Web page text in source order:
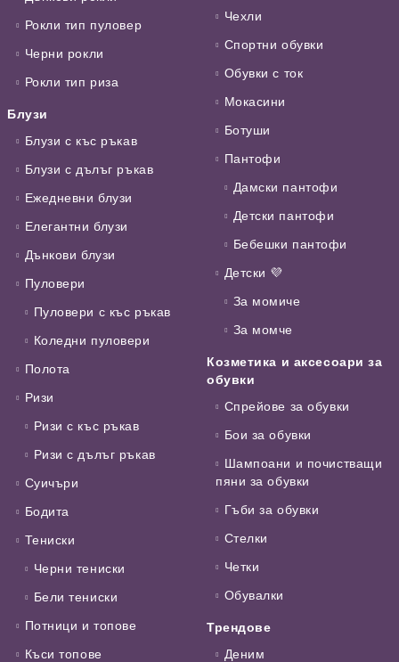
Рокли тип пуловер
Черни рокли
Рокли тип риза
Блузи
Блузи с къс ръкав
Блузи с дълъг ръкав
Ежедневни блузи
Елегантни блузи
Дънкови блузи
Пуловери
Пуловери с къс ръкав
Коледни пуловери
Полота
Ризи
Ризи с къс ръкав
Ризи с дълъг ръкав
Суичъри
Бодита
Тениски
Черни тениски
Бели тениски
Потници и топове
Къси топове
Чехли
Спортни обувки
Обувки с ток
Мокасини
Ботуши
Пантофи
Дамски пантофи
Детски пантофи
Бебешки пантофи
Детски 💜
За момиче
За момче
Козметика и аксесоари за
обувки
Спрейове за обувки
Бои за обувки
Шампоани и почистващи
пяни за обувки
Гъби за обувки
Стелки
Четки
Обувалки
Трендове
Деним